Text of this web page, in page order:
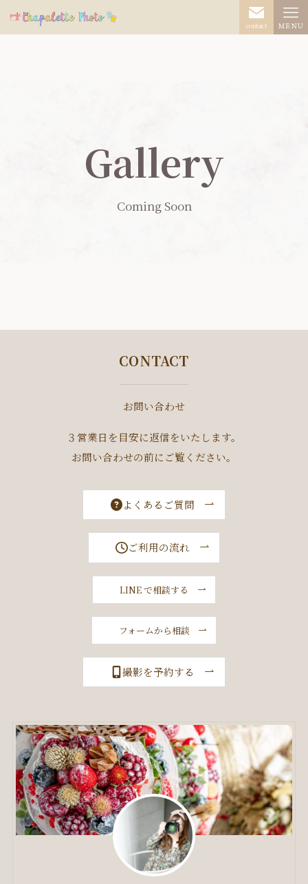
contact ＭＥＮＵ
Gallery
Coming Soon
CONTACT
お問い合わせ
３営業日を目安に返信をいたします。
お問い合わせの前にご覧ください。
よくあるご質問
ご利用の流れ
LINE で相談する
フォームから相談
撮影を予約する